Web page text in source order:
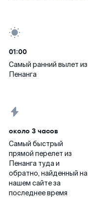
01:00
Самый ранний вылет из
Пенанга
около 3 часов
Самый быстрый
прямой перелет из
Пенанга туда и
обратно, найденный на
нашем сайте за
последнее время